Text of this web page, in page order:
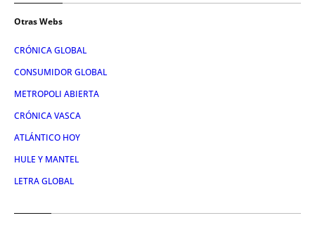
Otras Webs
CRÓNICA GLOBAL
CONSUMIDOR GLOBAL
METROPOLI ABIERTA
CRÓNICA VASCA
ATLÁNTICO HOY
HULE Y MANTEL
LETRA GLOBAL